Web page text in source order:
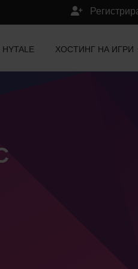
HYTALE ХОСТИНГ НА ИГРИ